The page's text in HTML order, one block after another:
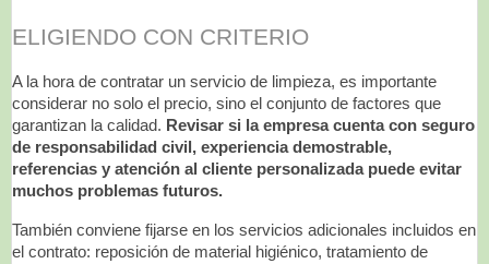
ELIGIENDO CON CRITERIO
A la hora de contratar un servicio de limpieza, es importante
considerar no solo el precio, sino el conjunto de factores que
garantizan la calidad. Revisar si la empresa cuenta con seguro
de responsabilidad civil, experiencia demostrable,
referencias y atención al cliente personalizada puede evitar
muchos problemas futuros.
También conviene fijarse en los servicios adicionales incluidos en
el contrato: reposición de material higiénico, tratamiento de